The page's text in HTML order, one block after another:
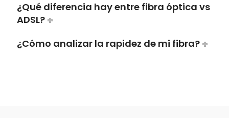
¿Qué diferencia hay entre fibra óptica vs
ADSL?
¿Cómo analizar la rapidez de mi fibra?